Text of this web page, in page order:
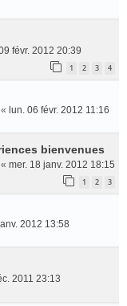
févr. 2012 20:39
1 2 3 4
« lun. 06 févr. 2012 11:16
bienvenues
« mer. 18 janv. 2012 18:15
1 2 3
2012 13:58
2011 23:13